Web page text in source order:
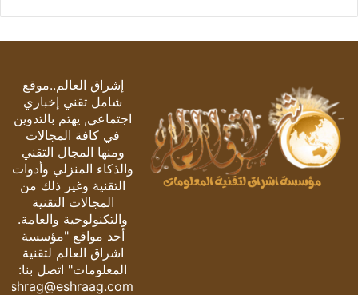
إشراق العالم..موقع
شامل تقني إخباري
اجتماعي, يهتم بالتدوين
في كافة المجالات
ومنها المجال التقني
والذكاء المنزلي وأدوات
التقنية وغير ذلك من
المجالات التقنية
والتكنولوجية والعامة.
أحد مواقع "مؤسسة
اشراق العالم لتقنية
المعلومات" اتصل بنا:
eshrag@eshraag.com